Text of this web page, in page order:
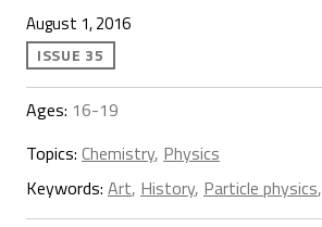
August 1, 2016
ISSUE 35
Ages: 16-19
Topics: Chemistry, Physics
Keywords: Art, History, Particle physics,